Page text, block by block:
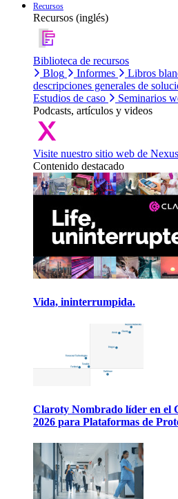
Recursos
Recursos (inglés)
Biblioteca de recursos
Blog
Informes Libros
descripciones generales de
Estudios de caso
Seminarios
Podcasts, artículos y videos
Visite nuestro sitio web de Nexus
Contenido destacado
Vida, ininterrumpida.
Claroty Nombrado líder en el
2026 para Plataformas de